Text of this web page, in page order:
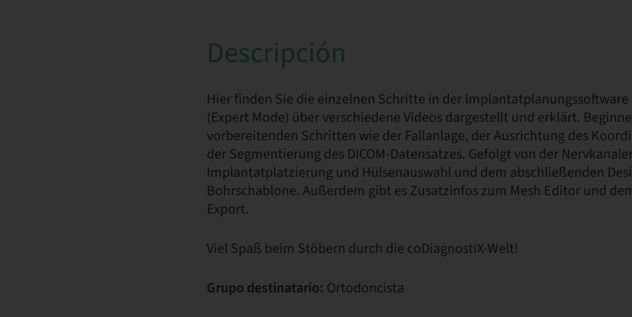
Descripción
Hier finden Sie die einzelnen Schritte in der Implantatplanungssoftware
(Expert Mode) über verschiedene Videos dargestellt und erklärt.
vorbereitenden Schritten wie der Fallanlage, der Ausrichtung des
der Segmentierung des DICOM-Datensatzes. Gefolgt von der
Implantatplatzierung und Hülsenauswahl und dem abschließenden
Bohrschablone. Außerdem gibt es Zusatzinfos zum Mesh Editor und
Export.
Viel Spaß beim Stöbern durch die coDiagnostiX-Welt!
Grupo destinatario: Ortodoncista